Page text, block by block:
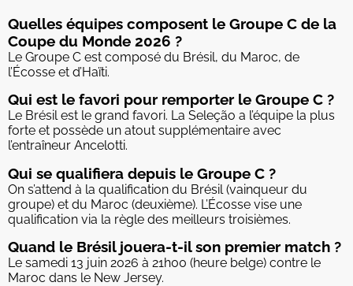
Quelles équipes composent le Groupe C de la
Coupe du Monde 2026 ?
Le Groupe C est composé du Brésil, du Maroc, de
l’Écosse et d’Haïti.
Qui est le favori pour remporter le Groupe C ?
Le Brésil est le grand favori. La Seleção a l’équipe la plus
forte et possède un atout supplémentaire avec
l’entraîneur Ancelotti.
Qui se qualifiera depuis le Groupe C ?
On s’attend à la qualification du Brésil (vainqueur du
groupe) et du Maroc (deuxième). L’Écosse vise une
qualification via la règle des meilleurs troisièmes.
Quand le Brésil jouera-t-il son premier match ?
Le samedi 13 juin 2026 à 21h00 (heure belge) contre le
Maroc dans le New Jersey.